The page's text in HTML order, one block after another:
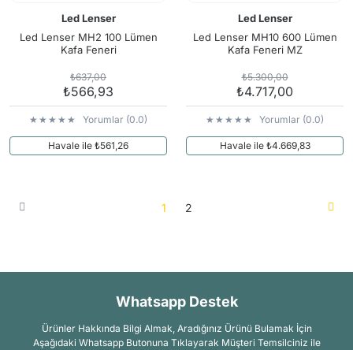
Led Lenser
Led Lenser MH2 100 Lümen
Kafa Feneri
₺637,00
₺566,93
Yorumlar (0.0)
Havale ile ₺561,26
Led Lenser
Led Lenser MH10 600 Lümen
Kafa Feneri MZ
₺5.300,00
₺4.717,00
Yorumlar (0.0)
Havale ile ₺4.669,83
1 2
Whatsapp Destek
Ürünler Hakkında Bilgi Almak, Aradığınız Ürünü Bulamak İçin
Aşağıdaki Whatsapp Butonuna Tıklayarak Müşteri Temsilciniz ile